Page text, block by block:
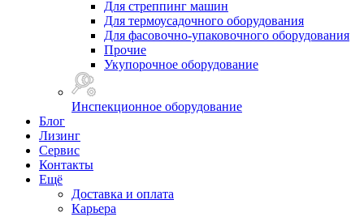
Для стреппинг машин
Для термоусадочного оборудования
Для фасовочно-упаковочного оборудования
Прочие
Укупорочное оборудование
Инспекционное оборудование
Блог
Лизинг
Сервис
Контакты
Ещё
Доставка и оплата
Карьера